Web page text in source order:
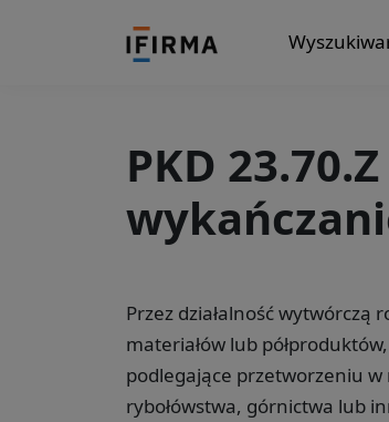
PKD
Przez działalność
materiałów lub
podlegające przetworzeniu w
rybołówstwa, górnictwa lub